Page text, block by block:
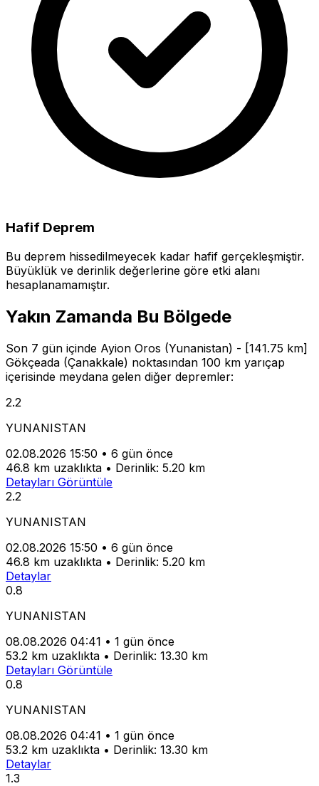
Hafif Deprem
Bu deprem hissedilmeyecek kadar hafif gerçekleşmiştir.
Büyüklük ve derinlik değerlerine göre etki alanı
hesaplanamamıştır.
Yakın Zamanda Bu Bölgede
Son 7 gün içinde Ayion Oros (Yunanistan) - [141.75 km]
Gökçeada (Çanakkale) noktasından 100 km yarıçap
içerisinde meydana gelen diğer depremler:
2.2
YUNANISTAN
02.08.2026 15:50 • 6 gün önce
46.8 km uzaklıkta • Derinlik: 5.20 km
Detayları Görüntüle
2.2
YUNANISTAN
02.08.2026 15:50 • 6 gün önce
46.8 km uzaklıkta • Derinlik: 5.20 km
Detaylar
0.8
YUNANISTAN
08.08.2026 04:41 • 1 gün önce
53.2 km uzaklıkta • Derinlik: 13.30 km
Detayları Görüntüle
0.8
YUNANISTAN
08.08.2026 04:41 • 1 gün önce
53.2 km uzaklıkta • Derinlik: 13.30 km
Detaylar
1.3